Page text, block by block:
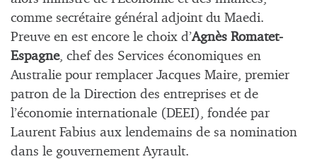
comme secrétaire général adjoint du Maedi.
Preuve en est encore le choix d’Agnès Romatet-
Espagne, chef des Services économiques en
Australie pour remplacer Jacques Maire, premier
patron de la Direction des entreprises et de
l’économie internationale (DEEI), fondée par
Laurent Fabius aux lendemains de sa nomination
dans le gouvernement Ayrault.